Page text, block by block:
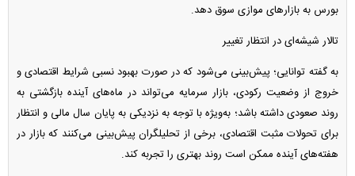
بورس به بازار‌های موازی سوق دهد.
تالار شیشه‌ای در انتظار تغییر
به گفته توانایی؛ پیش‌بینی می‌شود که در صورت بهبود نسبی شرایط اقتصادی و
خروج از وضعیت رکودی، بازار سرمایه می‌تواند در ماه‌های آینده بازگشتی به
روند صعودی داشته باشد؛ به‌ویژه با توجه به نزدیکی به پایان سال مالی و انتظار
برای تحولات مثبت اقتصادی، برخی از تحلیلگران پیش‌بینی می‌کنند که بازار در
هفته‌های آینده ممکن است روند بهتری را تجربه کند.